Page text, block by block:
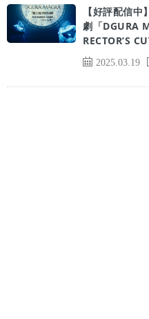
2025.03.19
【好評配信
劇「DGURA
RECTOR’S